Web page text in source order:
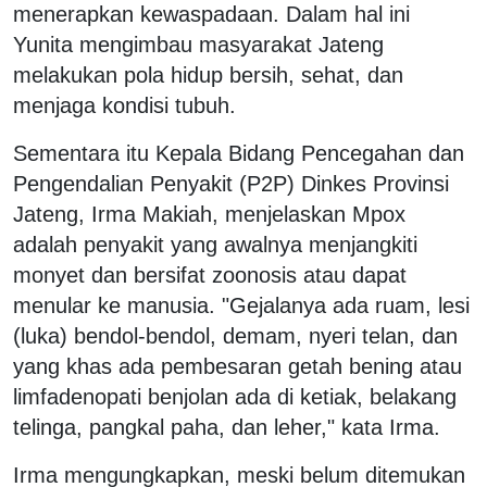
menerapkan kewaspadaan. Dalam hal ini
Yunita mengimbau masyarakat Jateng
melakukan pola hidup bersih, sehat, dan
menjaga kondisi tubuh.
Sementara itu Kepala Bidang Pencegahan dan
Pengendalian Penyakit (P2P) Dinkes Provinsi
Jateng, Irma Makiah, menjelaskan Mpox
adalah penyakit yang awalnya menjangkiti
monyet dan bersifat zoonosis atau dapat
menular ke manusia. "Gejalanya ada ruam, lesi
(luka) bendol-bendol, demam, nyeri telan, dan
yang khas ada pembesaran getah bening atau
limfadenopati benjolan ada di ketiak, belakang
telinga, pangkal paha, dan leher," kata Irma.
Irma mengungkapkan, meski belum ditemukan